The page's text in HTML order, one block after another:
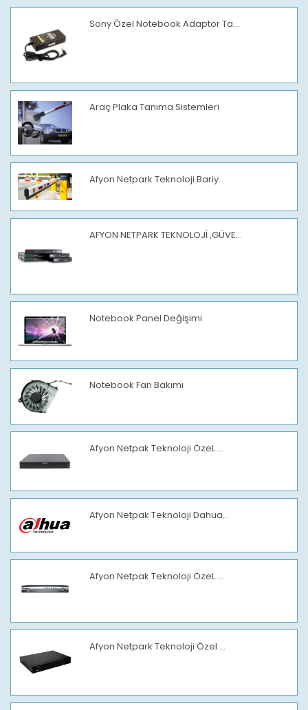
Sony Özel Notebook Adaptör Ta...
Araç Plaka Tanıma Sistemleri
Afyon Netpark Teknoloji Bariy...
AFYON NETPARK TEKNOLOJİ ,GÜVE...
Notebook Panel Değişimi
Notebook Fan Bakımı
Afyon Netpak Teknoloji ÖzeL ...
Afyon Netpak Teknoloji Dahua...
Afyon Netpak Teknoloji ÖzeL ...
Afyon Netpark Teknoloji Özel ...